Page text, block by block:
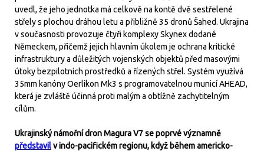
uvedl, že jeho jednotka má celkově na kontě dvě sestřelené
střely s plochou dráhou letu a přibližně 35 dronů Šahed. Ukrajina
v současnosti provozuje čtyři komplexy Skynex dodané
Německem, přičemž jejich hlavním úkolem je ochrana kritické
infrastruktury a důležitých vojenských objektů před masovými
útoky bezpilotních prostředků a řízených střel. Systém využívá
35mm kanóny Oerlikon Mk3 s programovatelnou municí AHEAD,
která je zvláště účinná proti malým a obtížně zachytitelným
cílům.
Ukrajinský námořní dron Magura V7 se poprvé významně
představilv indo-pacifickém regionu, když během americko-